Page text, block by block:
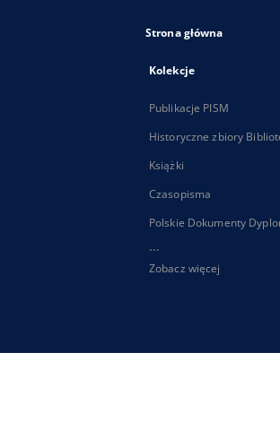
Strona główna
Kolekcje
Publikacje PISM
Historyczne zbiory
Książki
Czasopisma
Polskie Dokumenty
...
Zobacz więcej